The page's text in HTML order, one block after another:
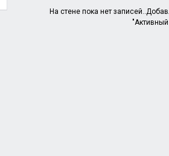
На стене пока нет
"Активный